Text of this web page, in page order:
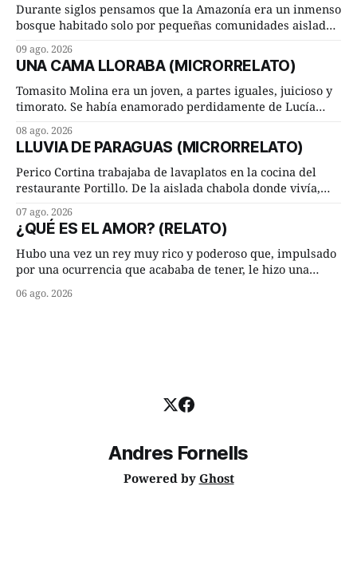
Durante siglos pensamos que la Amazonía era un inmenso
bosque habitado solo por pequeñas comunidades aisladas.
incompleta. Un equipo internacional de arqueólogos,
liderado por el investigador finlandés Martti Pärssinen,
de la Universidad de Helsinki, junto con especialistas de
Brasil y
09 ago. 2026
UNA CAMA LLORABA (MICRORRELATO)
Tomasito Molina era un joven, a partes iguales, juicioso y
timorato. Se había enamorado perdidamente de Lucía
ambos les iba de maravilla. Pero mantenían absoluta
discrepancia en un deseo ineluctable por parte de ella.
Lucía Arriate quería que ellos
08 ago. 2026
LLUVIA DE PARAGUAS (MICRORRELATO)
Perico Cortina trabajaba de lavaplatos en la cocina del
restaurante Portillo. De la aislada chabola donde vivía,
cuarto de hora andando a buen paso. Cierta noche,
terminada su jornada laboral caminaba él hacía su mísera
morada cundo comenzó a llover
07 ago. 2026
¿QUÉ ES EL AMOR? (RELATO)
Hubo una vez un rey muy rico y poderoso que, impulsado
por una ocurrencia que acababa de tener, le hizo una
Dime, hombre sabio, ¿qué es el amor según tú? Su
06 ago. 2026
Andres Fornells
Powered by Ghost